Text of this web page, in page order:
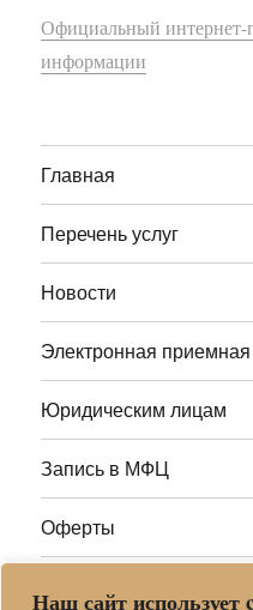
Наш сайт использует
Официальный интернет-
информации
Главная
Перечень услуг
Новости
Электронная приемная
Юридическим лицам
Запись в МФЦ
Оферты